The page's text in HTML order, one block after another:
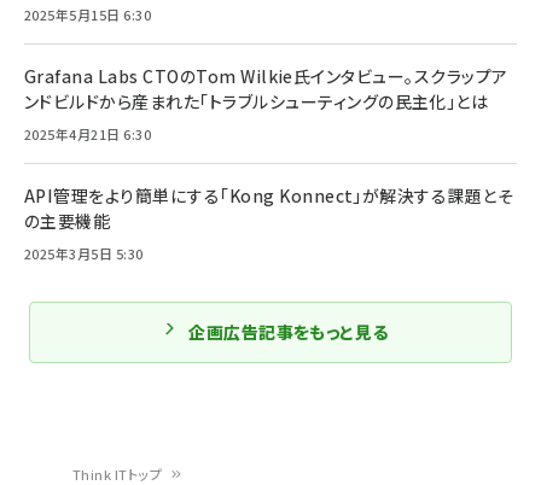
Think ITトップ
2025年5月15日 6:30
Grafana Labs CTOのTom Wilkie氏インタビュー。スクラップア
ンドビルドから産まれた「トラブルシューティングの民主化」とは
2025年4月21日 6:30
API管理をより簡単にする「Kong Konnect」が解決する課題とそ
の主要機能
2025年3月5日 5:30
企画広告記事をもっと見る